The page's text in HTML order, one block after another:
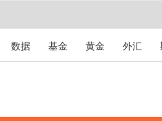
数据 基金 黄金 外汇